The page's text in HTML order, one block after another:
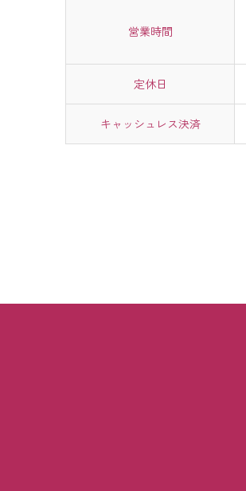
営業時間
定休日
キャッシュレス決済